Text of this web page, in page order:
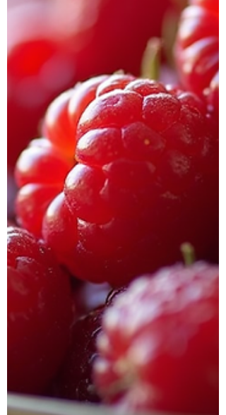
confiance. Ces techniques ne nécessi